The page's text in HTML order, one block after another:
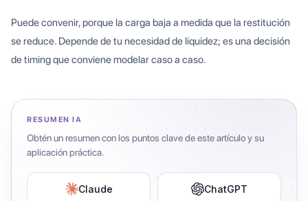
Puede convenir, porque la carga baja a medida que la restitución
se reduce. Depende de tu necesidad de liquidez; es una decisión
de timing que conviene modelar caso a caso.
RESUMEN IA
Obtén un resumen con los puntos clave de este artículo y su
aplicación práctica.
Claude ChatGPT